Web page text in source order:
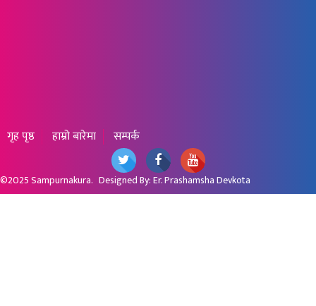
गृह पृष्ठ हाम्रो बारेमा सम्पर्क
©2025Sampurnakura. Designed By:Er. Prashamsha Devkota